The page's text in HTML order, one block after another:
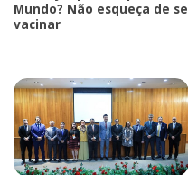
Mundo? Não esqueça de se
vacinar